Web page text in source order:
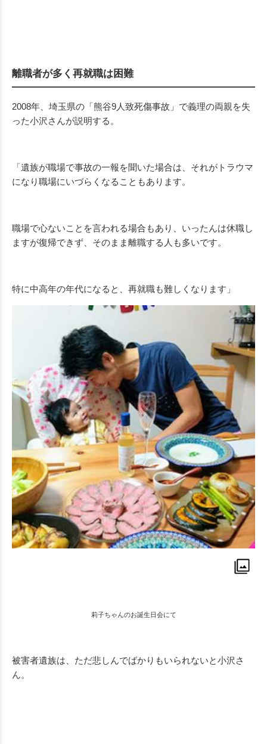
離職者が多く再就職は困難
2008年、埼玉県の「熊谷9人致死傷事故」で義理の両親を失
った小沢さんが説明する。
「遺族が職場で事故の一報を聞いた場合は、それがトラウマ
になり職場にいづらくなることもあります。
職場で心ないことを言われる場合もあり、いったんは休職し
ますが復帰できず、そのまま離職する人も多いです。
特に中高年の年代になると、再就職も難しくなります」
莉子ちゃんのお誕生日会にて
被害者遺族は、ただ悲しんでばかりもいられないと小沢さ
ん。